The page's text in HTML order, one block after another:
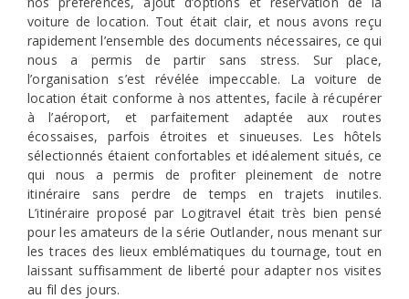
voiture de location. Tout était clair, et nous avons reçu
rapidement l’ensemble des documents nécessaires, ce qui
nous a permis de partir sans stress. Sur place,
l’organisation s’est révélée impeccable. La voiture de
location était conforme à nos attentes, facile à récupérer
à l’aéroport, et parfaitement adaptée aux routes
écossaises, parfois étroites et sinueuses. Les hôtels
sélectionnés étaient confortables et idéalement situés, ce
qui nous a permis de profiter pleinement de notre
itinéraire sans perdre de temps en trajets inutiles.
L’itinéraire proposé par Logitravel était très bien pensé
pour les amateurs de la série Outlander, nous menant sur
les traces des lieux emblématiques du tournage, tout en
laissant suffisamment de liberté pour adapter nos visites
au fil des jours.